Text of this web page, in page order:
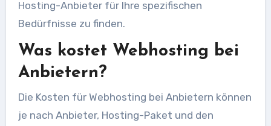
Hosting-Anbieter für Ihre spezifischen
Bedürfnisse zu finden.
Was kostet Webhosting bei
Anbietern?
Die Kosten für Webhosting bei Anbietern können
je nach Anbieter, Hosting-Paket und den